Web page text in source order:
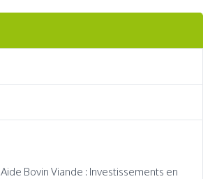
Aide Bovin Viande : Investissements en